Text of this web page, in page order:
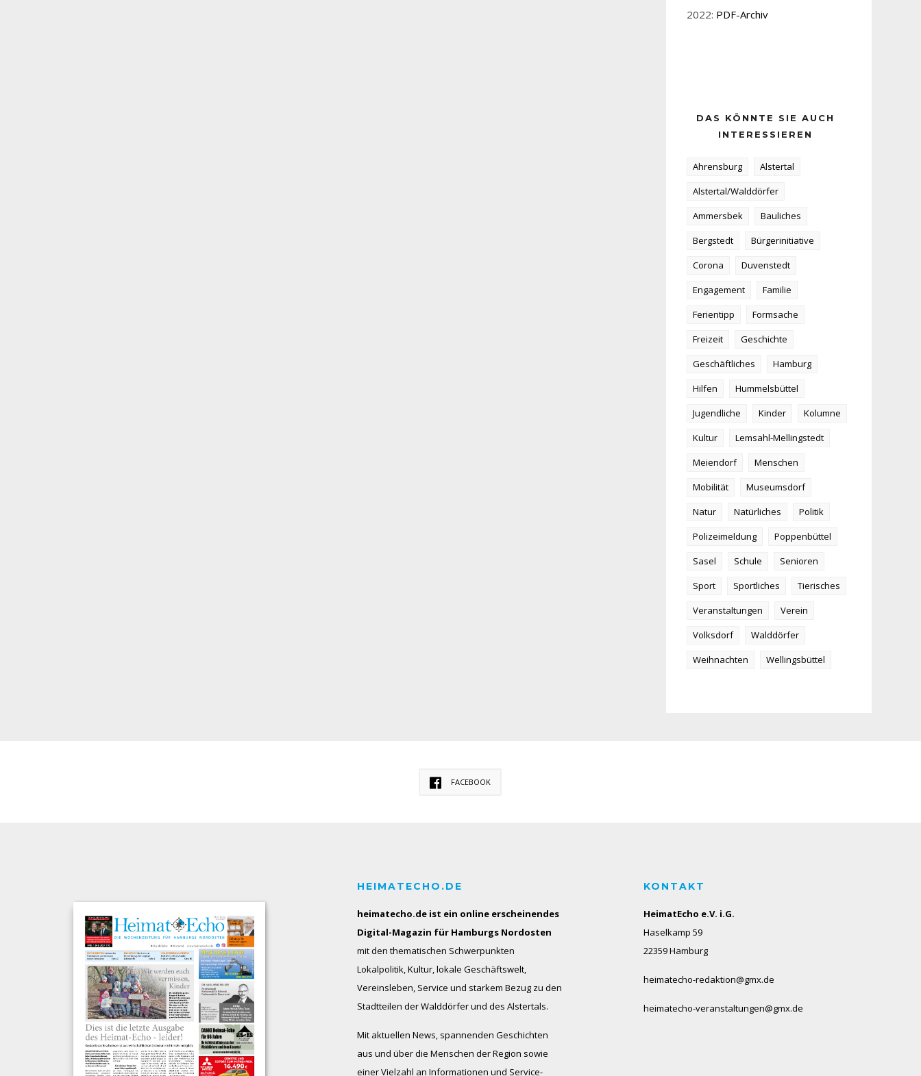
2022: PDF-Archiv
DAS KÖNNTE SIE AUCH
INTERESSIEREN
Ahrensburg
Alstertal
Alstertal/Walddörfer
Ammersbek
Bauliches
Bergstedt
Bürgerinitiative
Corona
Duvenstedt
Engagement
Familie
Ferientipp
Formsache
Freizeit
Geschichte
Geschäftliches
Hamburg
Hilfen
Hummelsbüttel
Jugendliche
Kinder
Kolumne
Kultur
Lemsahl-Mellingstedt
Meiendorf
Menschen
Mobilität
Museumsdorf
Natur
Natürliches
Politik
Polizeimeldung
Poppenbüttel
Sasel
Schule
Senioren
Sport
Sportliches
Tierisches
Veranstaltungen
Verein
Volksdorf
Walddörfer
Weihnachten
Wellingsbüttel
FACEBOOK
HEIMATECHO.DE
heimatecho.de ist ein online erscheinendes
Digital-Magazin für Hamburgs Nordosten
mit den thematischen Schwerpunkten
Lokalpolitik, Kultur, lokale Geschäftswelt,
Vereinsleben, Service und starkem Bezug zu den
Stadtteilen der Walddörfer und des Alstertals.
Mit aktuellen News, spannenden Geschichten
aus und über die Menschen der Region sowie
einer Vielzahl an Informationen und Service-
KONTAKT
HeimatEcho e.V. i.G.
Haselkamp 59
22359 Hamburg
heimatecho-redaktion@gmx.de
heimatecho-veranstaltungen@gmx.de